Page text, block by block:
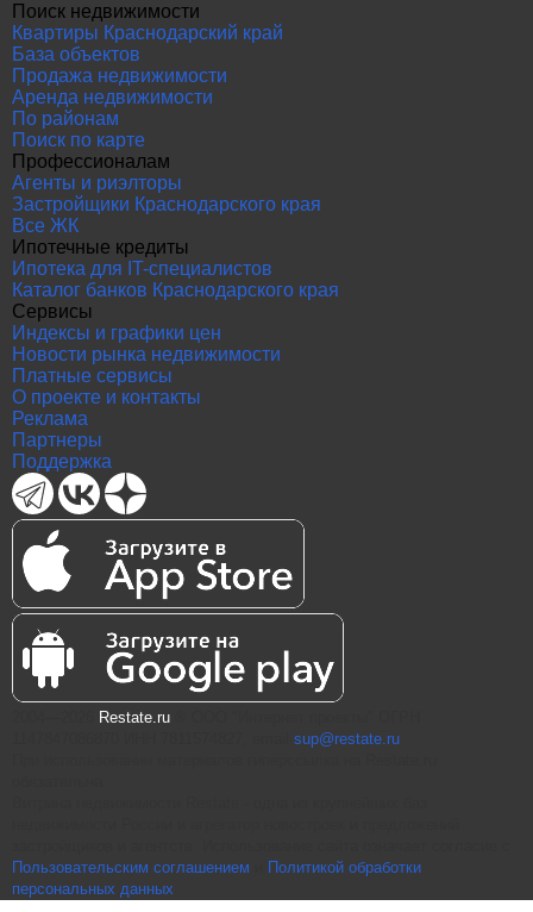
Поиск недвижимости
Квартиры Краснодарский край
База объектов
Продажа недвижимости
Аренда недвижимости
По районам
Поиск по карте
Профессионалам
Агенты и риэлторы
Застройщики Краснодарского края
Все ЖК
Ипотечные кредиты
Ипотека для IT-специалистов
Каталог банков Краснодарского края
Сервисы
Индексы и графики цен
Новости рынка недвижимости
Платные сервисы
О проекте и контакты
Реклама
Партнеры
Поддержка
Restate.ru
sup@restate.ru
Пользовательским соглашением
Политикой обработки
персональных данных